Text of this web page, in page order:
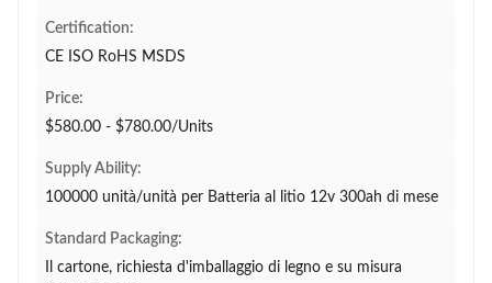
Certification:
CE ISO RoHS MSDS
Price:
$580.00 - $780.00/Units
Supply Ability:
100000 unità/unità per Batteria al litio 12v 300ah di mese
Standard Packaging:
Il cartone, richiesta d'imballaggio di legno e su misura